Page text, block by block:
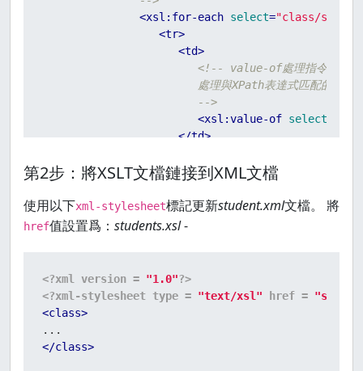
<xsl:for-each select="class/
<tr>
<td>
<!-- value-of處理指令
處理與XPath表達式匹配的元素
                        -->
<xsl:value-of select
</td>
<td><xsl:value-of
<td><xsl:value-of select =
</tr
</
body
html
xsl:stylesheet
第2步：將XSLT文檔鏈接到XML文檔
使用以下xml-stylesheet標記更新student.xml文檔。 將
href值設置爲： students.xsl-
<?xml version = "1.0"?>
<?xml-stylesheet type = "text/xsl" href =
<class>
</class>